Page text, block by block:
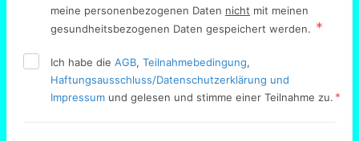
meine personenbezogenen Daten nicht mit meinen
gesundheitsbezogenen Daten gespeichert werden.
Ich habe die AGB, Teilnahmebedingung,
Haftungsausschluss/Datenschutzerklärung und
Impressum und gelesen und stimme einer Teilnahme zu. *